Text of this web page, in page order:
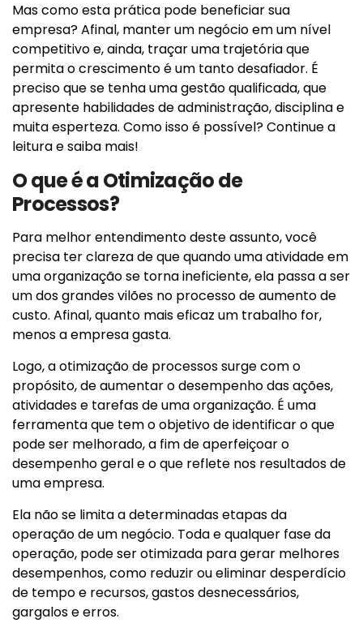
Mas como esta prática pode beneficiar sua
empresa? Afinal, manter um negócio em um nível
competitivo e, ainda, traçar uma trajetória que
permita o crescimento é um tanto desafiador. É
preciso que se tenha uma gestão qualificada, que
apresente habilidades de administração, disciplina e
muita esperteza. Como isso é possível? Continue a
leitura e saiba mais!
O que é a Otimização de
Processos?
Para melhor entendimento deste assunto, você
precisa ter clareza de que quando uma atividade em
uma organização se torna ineficiente, ela passa a ser
um dos grandes vilões no processo de aumento de
custo. Afinal, quanto mais eficaz um trabalho for,
menos a empresa gasta.
Logo, a otimização de processos surge com o
propósito, de aumentar o desempenho das ações,
atividades e tarefas de uma organização. É uma
ferramenta que tem o objetivo de identificar o que
pode ser melhorado, a fim de aperfeiçoar o
desempenho geral e o que reflete nos resultados de
uma empresa.
Ela não se limita a determinadas etapas da
operação de um negócio. Toda e qualquer fase da
operação, pode ser otimizada para gerar melhores
desempenhos, como reduzir ou eliminar desperdício
de tempo e recursos, gastos desnecessários,
gargalos e erros.